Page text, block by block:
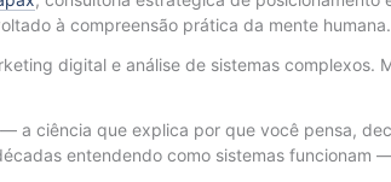
à compreensão prática da mente
digital e análise de sistemas complexos.
a ciência que explica por que você pensa,
entendendo como sistemas funcionam